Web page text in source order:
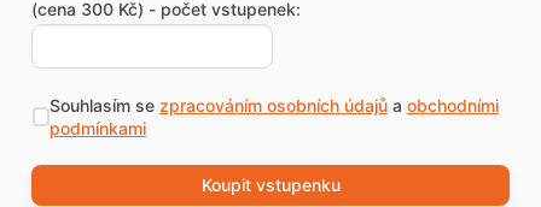
(cena 300 Kč) - počet vstupenek:
Souhlasím se zpracováním osobních údajůa obchodními
podmínkami
Koupit vstupenku